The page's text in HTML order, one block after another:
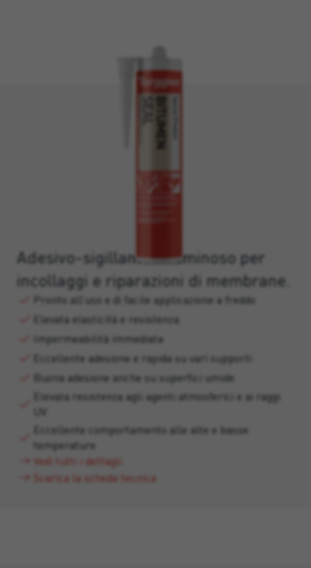
Adesivo-sigillante bituminoso per
incollaggi e riparazioni di membrane.
Pronto all’uso e di facile applicazione a freddo
Elevata elasticità e resistenza
Impermeabilità immediata
Eccellente adesione e rapida su vari supporti
Buona adesione anche su superfici umide
Elevata resistenza agli agenti atmosferici e ai raggi
UV
Eccellente comportamento alle alte e basse
temperature
Vedi tutti i dettagli
Scarica la scheda tecnica